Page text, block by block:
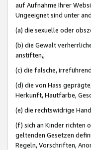
auf Aufnahme Ihrer
Ungeeignet sind unter
(a) die sexuelle oder
(b) die Gewalt
anstiften,;
(c) die falsche,
(d) die von Hass
Herkunft, Hautfarbe,
(e) die rechtswidrige
(f) sich an Kinder richten
geltenden Gesetzen
Regeln, Vorschriften,